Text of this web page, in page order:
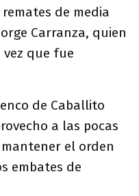
de media
Carranza, quien
que fue
de Caballito
a las pocas
el orden
embates de